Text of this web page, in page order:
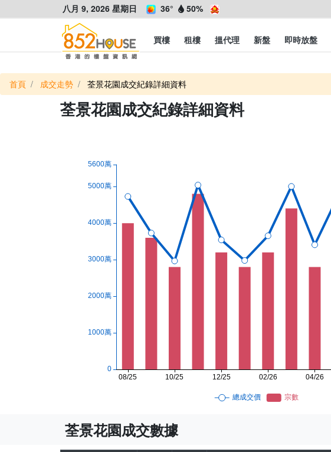
八月 9, 2026 星期日 36° 50%
買樓 租樓 搵代理 新盤 即時放盤
首頁 成交走勢 荃景花園成交紀錄詳細資料
荃景花園成交紀錄詳細資料
荃景花園成交數據